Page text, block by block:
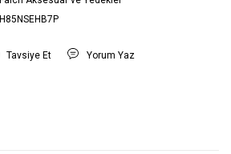
H85NSEHB7P
Tavsiye Et Yorum Yaz